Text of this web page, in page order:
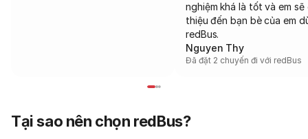
nghiệm khá là tốt và em sẽ
thiệu đến bạn bè của em
redBus.
Nguyen Thy
Đã đặt 2 chuyến đi với redBus
Tại sao nên chọn redBus?